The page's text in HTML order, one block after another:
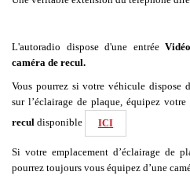
L'autoradio dispose d'une entrée
caméra de recul.
Vous pourrez si votre véhicule dispose
sur l’éclairage de plaque, équipez
recul disponible ICI
Si votre emplacement d’éclairage de
pourrez toujours vous équipez d’une